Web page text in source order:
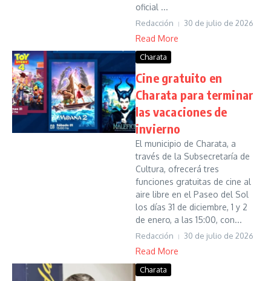
oficial ...
Redacción 30 de julio de 2026
Read More
Charata
Cine gratuito en
Charata para terminar
las vacaciones de
invierno
El municipio de Charata, a
través de la Subsecretaría de
Cultura, ofrecerá tres
funciones gratuitas de cine al
aire libre en el Paseo del Sol
los días 31 de diciembre, 1 y 2
de enero, a las 15:00, con...
Redacción 30 de julio de 2026
Read More
Charata